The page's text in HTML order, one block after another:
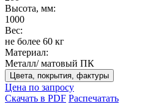
Высота, мм:
1000
Вес:
не более 60 кг
Материал:
Металл/ матовый ПК
Цвета, покрытия, фактуры
Цена по запросу
Скачать в PDF Распечатать